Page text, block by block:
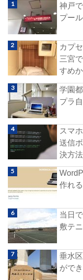
神戸
プー
カプ
三宮
すめ
学園
プラ
スマ
送信
決方
作れ
当日
敷テ
垂水
がで